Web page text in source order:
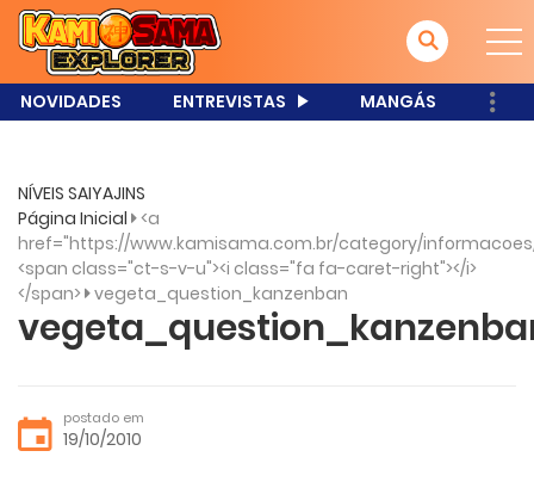
NOVIDADES ENTREVISTAS MANGÁS
NÍVEIS SAIYAJINS
Página Inicial <a
href="https://www.kamisama.com.br/category/informacoes/
<span class="ct-s-v-u"><i class="fa fa-caret-right"></i>
</span> vegeta_question_kanzenban
postado em
19/10/2010